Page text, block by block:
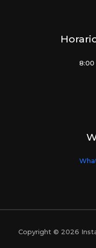
8:00
Copyright © 2026